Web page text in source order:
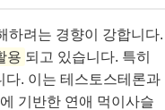
하려는 경향이 강합니다.
용 되고 있습니다. 특히
다. 이는 테스토스테론과
기반한 연애 먹이사슬